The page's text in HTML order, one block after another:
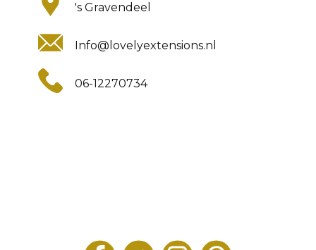
's Gravendeel
Info@lovelyextensions.nl
06-12270734